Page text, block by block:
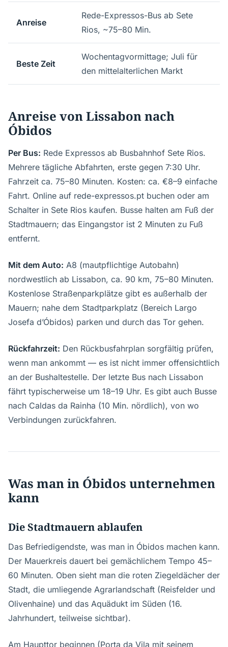
Anreise
Rede-Expressos-Bus ab Sete
Rios, ~75–80 Min.
Beste Zeit
Wochentagvormittage; Juli für
den mittelalterlichen Markt
Anreise von Lissabon nach
Óbidos
Per Bus: Rede Expressos ab Busbahnhof Sete Rios.
Mehrere tägliche Abfahrten, erste gegen 7:30 Uhr.
Fahrzeit ca. 75–80 Minuten. Kosten: ca. €8–9 einfache
Fahrt. Online auf rede-expressos.pt buchen oder am
Schalter in Sete Rios kaufen. Busse halten am Fuß der
Stadtmauern; das Eingangstor ist 2 Minuten zu Fuß
entfernt.
Mit dem Auto: A8 (mautpflichtige Autobahn)
nordwestlich ab Lissabon, ca. 90 km, 75–80 Minuten.
Kostenlose Straßenparkplätze gibt es außerhalb der
Mauern; nahe dem Stadtparkplatz (Bereich Largo
Josefa d’Óbidos) parken und durch das Tor gehen.
Rückfahrzeit: Den Rückbusfahrplan sorgfältig prüfen,
wenn man ankommt — es ist nicht immer offensichtlich
an der Bushaltestelle. Der letzte Bus nach Lissabon
fährt typischerweise um 18–19 Uhr. Es gibt auch Busse
nach Caldas da Rainha (10 Min. nördlich), von wo
Verbindungen zurückfahren.
Was man in Óbidos unternehmen
kann
Die Stadtmauern ablaufen
Das Befriedigendste, was man in Óbidos machen kann.
Der Mauerkreis dauert bei gemächlichem Tempo 45–
60 Minuten. Oben sieht man die roten Ziegeldächer der
Stadt, die umliegende Agrarlandschaft (Reisfelder und
Olivenhaine) und das Aquädukt im Süden (16.
Jahrhundert, teilweise sichtbar).
Am Haupttor beginnen (Porta da Vila mit seinem